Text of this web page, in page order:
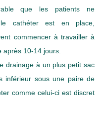
que les patients ne
cathéter est en place,
commencer à travailler à
10-14 jours.
drainage à un plus petit sac
inférieur sous une paire de
comme celui-ci est discret